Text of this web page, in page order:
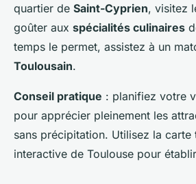
quartier de Saint-Cyprien, visitez
goûter aux spécialités culinaires
temps le permet, assistez à un
Toulousain.
Conseil pratique : planifiez votre
pour apprécier pleinement les
sans précipitation. Utilisez la carte
interactive de Toulouse pour